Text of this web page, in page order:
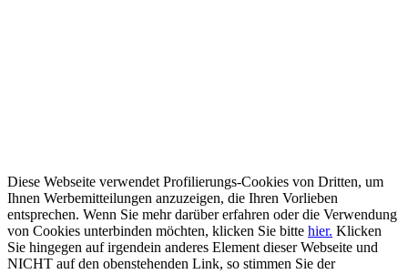
Diese Webseite verwendet Profilierungs-Cookies von Dritten, um
Ihnen Werbemitteilungen anzuzeigen, die Ihren Vorlieben
entsprechen. Wenn Sie mehr darüber erfahren oder die Verwendung
von Cookies unterbinden möchten, klicken Sie bitte hier. Klicken
Sie hingegen auf irgendein anderes Element dieser Webseite und
NICHT auf den obenstehenden Link, so stimmen Sie der